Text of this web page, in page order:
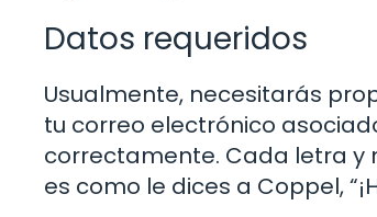
Datos requeridos
Usualmente, necesitarás
tu correo electrónico
correctamente. Cada letra y
es como le dices a Coppel,